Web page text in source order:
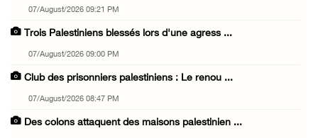
07/August/2026 09:21 PM
Trois Palestiniens blessés lors d'une agress ...
07/August/2026 09:00 PM
Club des prisonniers palestiniens : Le renou ...
07/August/2026 08:47 PM
Des colons attaquent des maisons palestinien ...